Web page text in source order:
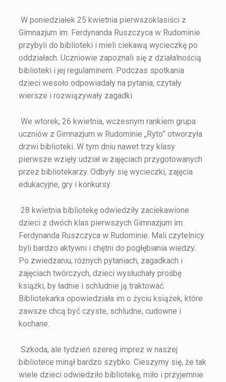
W poniedziałek 25 kwietnia pierwszoklasiści z
Gimnazjum im. Ferdynanda Ruszczyca w Rudominie
przybyli do biblioteki i mieli ciekawą wycieczkę po
oddziałach. Uczniowie zapoznali się z działalnością
biblioteki i jej regulaminem. Podczas spotkania
dzieci wesoło odpowiadały na pytania, czytały
wiersze i rozwiązywały zagadki.
We wtorek, 26 kwietnia, wczesnym rankiem grupa
uczniów z Gimnazjum w Rudominie „Ryto” otworzyła
drzwi biblioteki. W tym dniu nawet trzy klasy
pierwsze wzięły udział w zajęciach przygotowanych
przez bibliotekarzy. Odbyły się wycieczki, zajęcia
edukacyjne, gry i konkursy.
28 kwietnia bibliotekę odwiedziły zaciekawione
dzieci z dwóch klas pierwszych Gimnazjum im.
Ferdynanda Ruszczyca w Rudominie. Mali czytelnicy
byli bardzo aktywni i chętni do pogłębiania wiedzy.
Po zwiedzaniu, różnych pytaniach, zagadkach i
zajęciach twórczych, dzieci wysłuchały prośbę
książki, by ładnie i schludnie ją traktować.
Bibliotekarka opowiedziała im o życiu książek, które
zawsze chcą być czyste, schludne, cudowne i
kochane.
Szkoda, ale tydzień szereg imprez w naszej
bibliotece minął bardzo szybko. Cieszymy się, że tak
wiele dzieci odwiedziło bibliotekę, miło i przyjemnie